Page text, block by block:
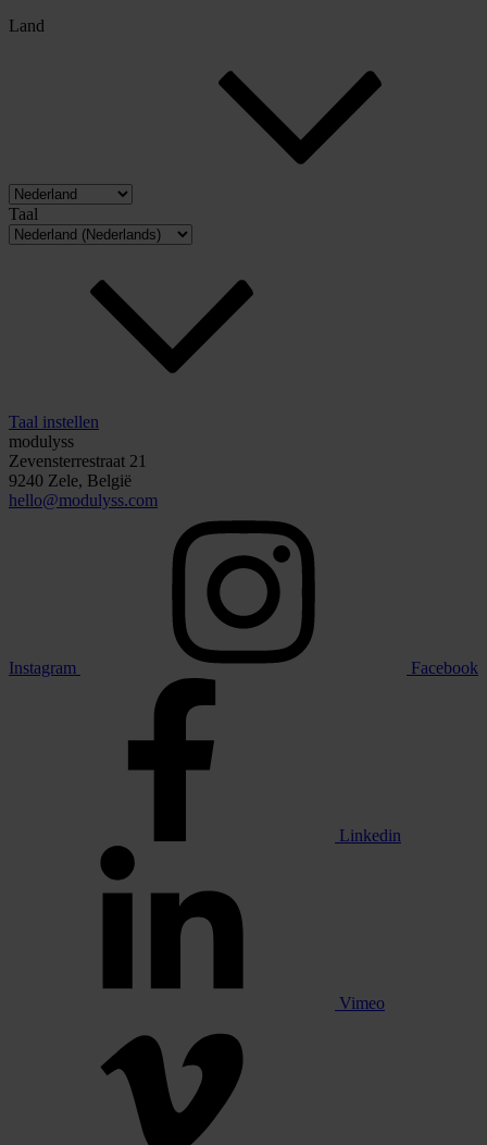
Land
Taal
Taal instellen
modulyss
Zevensterrestraat 21
9240 Zele, België
hello@modulyss.com
Instagram Facebook
Linkedin
Vimeo